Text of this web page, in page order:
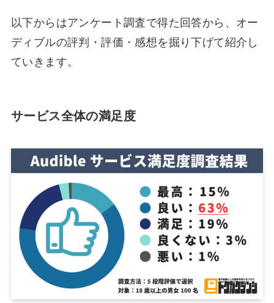
以下からはアンケート調査で得た回答から、オー
ディブルの評判・評価・感想を掘り下げて紹介し
ていきます。
サービス全体の満足度